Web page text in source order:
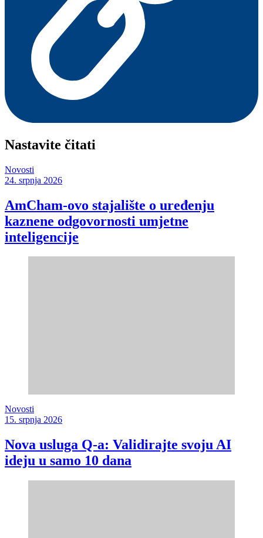
Nastavite čitati
Novosti
24. srpnja 2026
AmCham-ovo stajalište o uređenju
kaznene odgovornosti umjetne
inteligencije
Novosti
15. srpnja 2026
Nova usluga Q-a: Validirajte svoju AI
ideju u samo 10 dana